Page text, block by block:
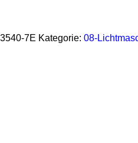
7E Kategorie: 08-